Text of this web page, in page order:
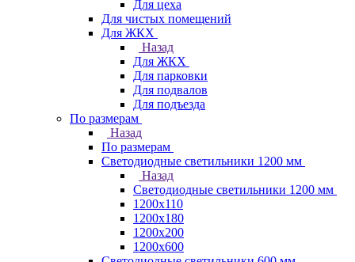
Для цеха
Для чистых помещений
Для ЖКХ
Назад
Для ЖКХ
Для парковки
Для подвалов
Для подъезда
По размерам
Назад
По размерам
Светодиодные светильники 1200 мм
Назад
Светодиодные светильники 1200 мм
1200х110
1200х180
1200х200
1200х600